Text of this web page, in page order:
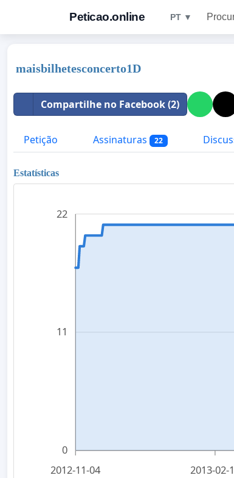
Peticao.online PT ▼
maisbilhetesconcerto1D
Compartilhe no Facebook (2)
Petição Assinaturas 22
Estatísticas
0
11
22
2012-11-04 2013-02-